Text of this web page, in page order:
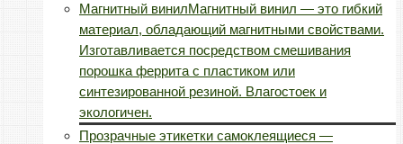
Магнитный винилМагнитный винил — это гибкий
материал, обладающий магнитными свойствами.
Изготавливается посредством смешивания
порошка феррита с пластиком или
синтезированной резиной. Влагостоек и
экологичен.
Прозрачные этикетки самоклеящиеся —